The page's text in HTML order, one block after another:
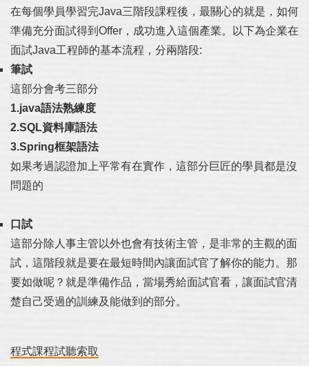
在每個學員學習完Java三階段課程後，最關心的就是，如何
準備充分面試得到Offer，成功進入這個產業。以下為企業在
面試Java工程師的基本流程，分兩階段:
筆試
這部分會考三部分
1.java語法熟練度
2.SQL資料庫語法
3.Spring框架語法
如果考過認證加上平常有在實作，這部分巨匠的學員都是沒
問題的
口試
這部分除人事主管以外也會有技術主管，是非常的主觀的面
試，這階段就是要在最短時間內讓面試官了解你的能力。那
要如做呢？就是準備作品，當場秀給面試官看，讓面試官清
楚自己受過的訓練及能做到的部分。
程式課程試聽索取